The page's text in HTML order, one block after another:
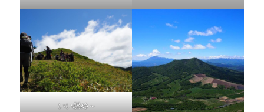
いい眺め～